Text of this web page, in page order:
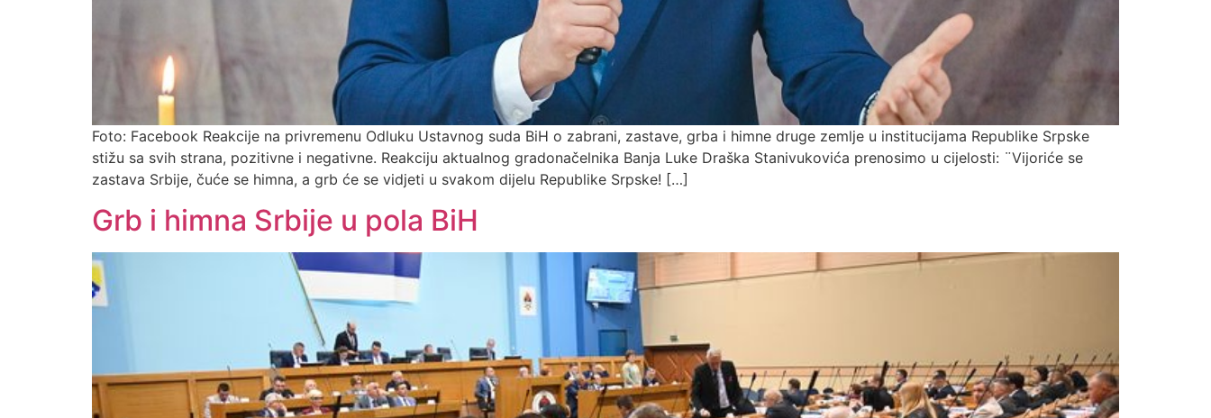
Foto: Facebook Reakcije na privremenu Odluku Ustavnog suda BiH o zabrani, zastave, grba i himne druge zemlje u institucijama Republike Srpske
stižu sa svih strana, pozitivne i negativne. Reakciju aktualnog gradonačelnika Banja Luke Draška Stanivukovića prenosimo u cijelosti: ¨Vijoriće se
zastava Srbije, čuće se himna, a grb će se vidjeti u svakom dijelu Republike Srpske! […]
Grb i himna Srbije u pola BiH